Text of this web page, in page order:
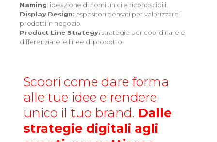
Naming: ideazione di nomi unici e riconoscibili.
Display Design: espositori pensati per valorizzare i
prodotti in negozio.
Product Line Strategy: strategie per coordinare e
differenziare le linee di prodotto.
Scopri come dare forma
alle tue idee e rendere
unico il tuo brand. Dalle
strategie digitali agli